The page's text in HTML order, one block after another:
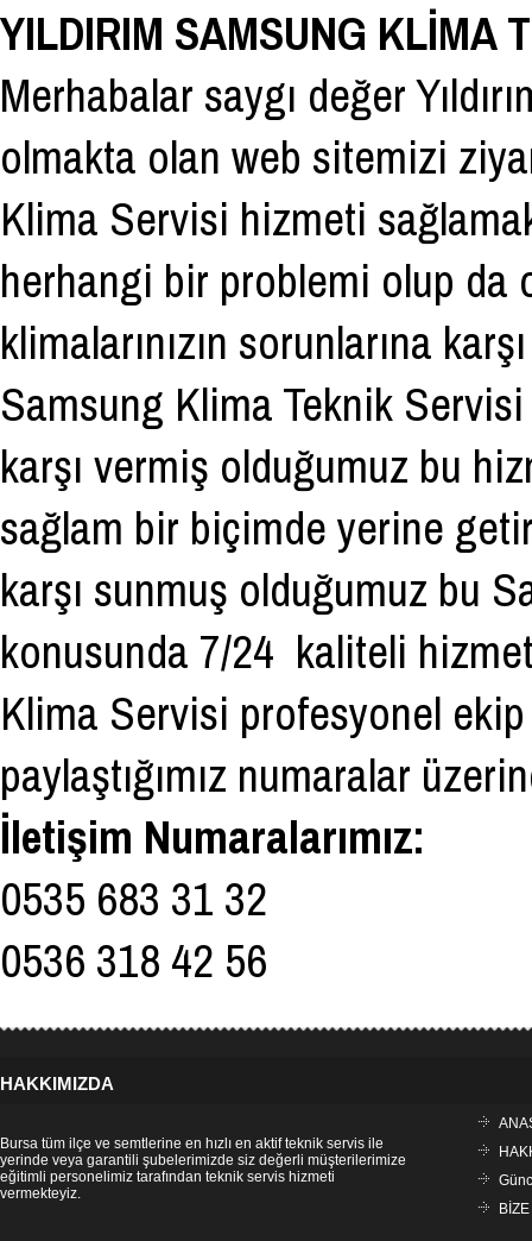
YILDIRIM SAMSUNG KLİMA
Merhabalar saygı değer
olmakta olan web sitemizi
Klima Servisi hizmeti
herhangi bir problemi olup da
klimalarınızın sorunlarına
Samsung Klima Teknik Servisi
karşı vermiş olduğumuz bu
sağlam bir biçimde yerine
karşı sunmuş olduğumuz bu
konusunda 7/24 kaliteli hizmet
Klima Servisi profesyonel
paylaştığımız numaralar
İletişim Numaralarımız:
0535 683 31 32
0536 318 42 56
HAKKIMIZDA
Bursa tüm ilçe ve semtlerine en hızlı en aktif teknik servis ile
yerinde veya garantili şubelerimizde siz değerli müşterilerimize
eğitimli personelimiz tarafından teknik servis hizmeti
vermekteyiz.